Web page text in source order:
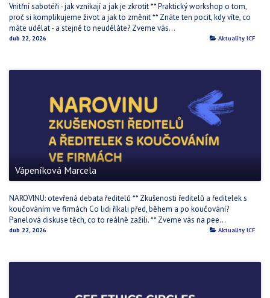
Vnitřní sabotéři - jak vznikají a jak je zkrotit ** Praktický workshop o tom,
proč si komplikujeme život a jak to změnit ** Znáte ten pocit, kdy víte, co
máte udělat - a stejně to neuděláte? Zveme vás...
dub 22, 2026 Aktuality ICF
Vápeníková Marcela
NAROVINU: otevřená debata ředitelů ** Zkušenosti ředitelů a ředitelek s
koučováním ve firmách Co lidi říkali před, během a po koučování?
Panelová diskuse těch, co to reálně zažili. ** Zveme vás na pee...
dub 22, 2026 Aktuality ICF